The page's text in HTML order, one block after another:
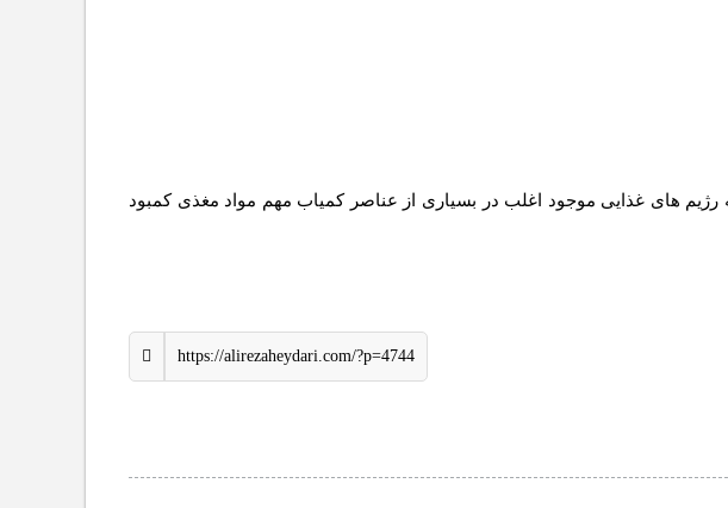
های غذایی موجود اغلب در بسیاری از عناصر کمیاب مهم مواد مغذی کمبود
https://alirezaheydari.com/?p=4744